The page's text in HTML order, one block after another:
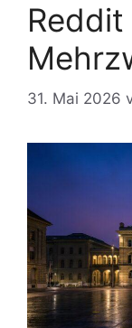
31. Mai 2026